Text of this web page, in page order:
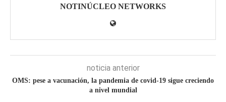
NOTINÚCLEO NETWORKS
noticia anterior
OMS: pese a vacunación, la pandemia de covid-19 sigue creciendo
a nivel mundial